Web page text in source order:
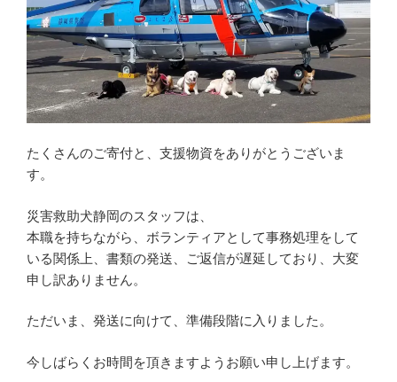
会
の
ご
報
告
【1
20
日・
日】”
の
たくさんのご寄付と、支援物資をありがとうございま
す。
災害救助犬静岡のスタッフは、
本職を持ちながら、ボランティアとして事務処理をして
いる関係上、書類の発送、ご返信が遅延しており、大変
申し訳ありません。
ただいま、発送に向けて、準備段階に入りました。
今しばらくお時間を頂きますようお願い申し上げます。